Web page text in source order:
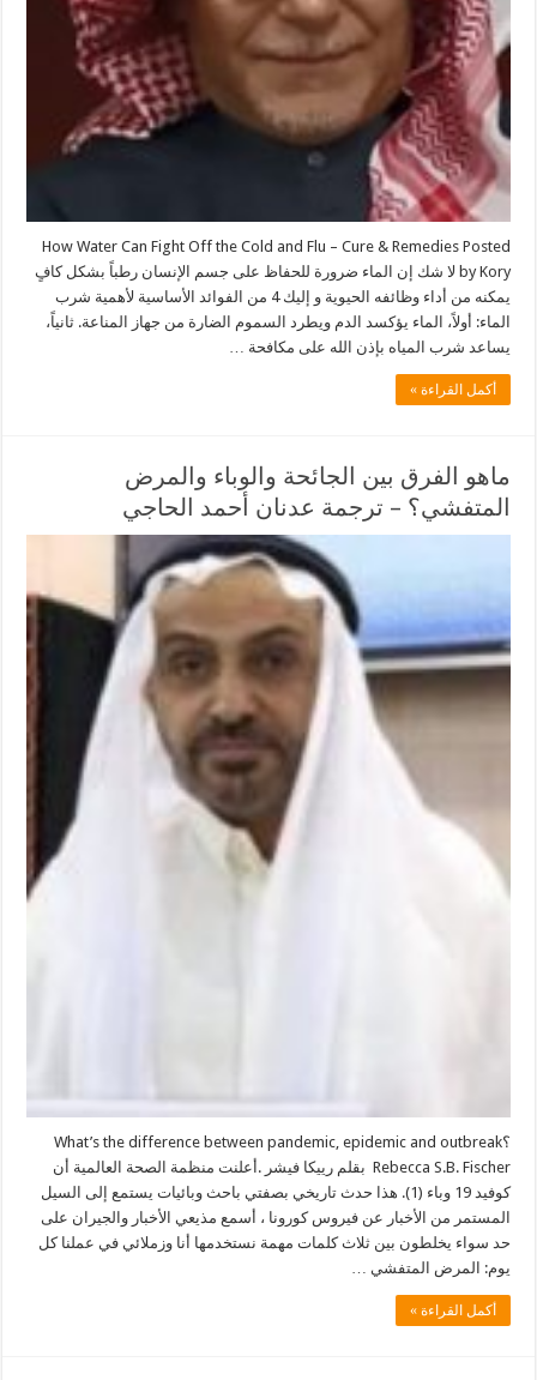
How Water Can Fight Off the Cold and Flu – Cure & Remedies Posted
by Kory لا شك إن الماء ضرورة للحفاظ على جسم الإنسان رطباً بشكل كافٍ
يمكنه من أداء وظائفه الحيوية و إليك 4 من الفوائد الأساسية لأهمية شرب
الماء: أولاً، الماء يؤكسد الدم ويطرد السموم الضارة من جهاز المناعة. ثانياً،
يساعد شرب المياه بإذن الله على مكافحة …
أكمل القراءة »
ماهو الفرق بين الجائحة والوباء والمرض
المتفشي؟ – ترجمة عدنان أحمد الحاجي
؟What’s the difference between pandemic, epidemic and outbreak
Rebecca S.B. Fischer بقلم رييكا فيشر .أعلنت منظمة الصحة العالمية أن
كوفيد 19 وباء (1). هذا حدث تاريخي بصفتي باحث وبائيات يستمع إلى السيل
المستمر من الأخبار عن فيروس كورونا ، أسمع مذيعي الأخبار والجيران على
حد سواء يخلطون بين ثلاث كلمات مهمة نستخدمها أنا وزملائي في عملنا كل
يوم: المرض المتفشي …
أكمل القراءة »